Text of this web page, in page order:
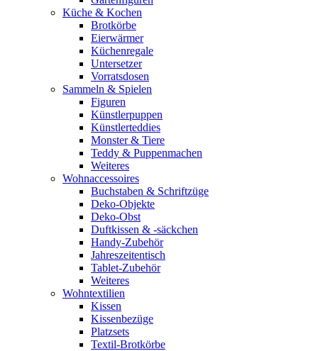
Küche & Kochen
Brotkörbe
Eierwärmer
Küchenregale
Untersetzer
Vorratsdosen
Sammeln & Spielen
Figuren
Künstlerpuppen
Künstlerteddies
Monster & Tiere
Teddy & Puppenmachen
Weiteres
Wohnaccessoires
Buchstaben & Schriftzüge
Deko-Objekte
Deko-Obst
Duftkissen & -säckchen
Handy-Zubehör
Jahreszeitentisch
Tablet-Zubehör
Weiteres
Wohntextilien
Kissen
Kissenbezüge
Platzsets
Textil-Brotkörbe